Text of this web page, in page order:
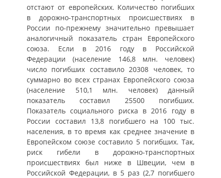
отстают от европейских. Количество погибших
в дорожно-транспортных происшествиях в
России по-прежнему значительно превышает
аналогичный показатель стран Европейского
союза. Если в 2016 году в Российской
Федерации (население 146,8 млн. человек)
число погибших составило 20308 человек, то
суммарно во всех странах Европейского союза
(население 510,1 млн. человек) данный
показатель составил 25500 погибших.
Показатель социального риска в 2016 году в
России составил 13,8 погибшего на 100 тыс.
населения, в то время как среднее значение в
Европейском союзе составило 5 погибших. Так,
риск гибели в дорожно-транспортных
происшествиях был ниже в Швеции, чем в
Российской Федерации, в 5 раз (2,7 погибшего